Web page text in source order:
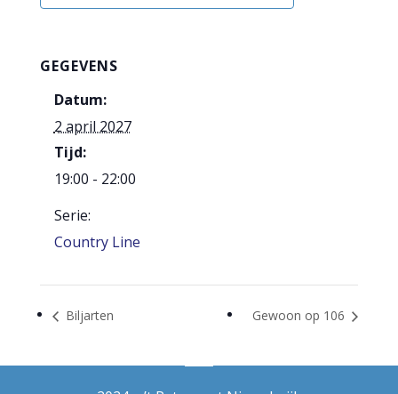
GEGEVENS
Datum:
2 april 2027
Tijd:
19:00 - 22:00
Serie:
Country Line
Biljarten Gewoon op 106